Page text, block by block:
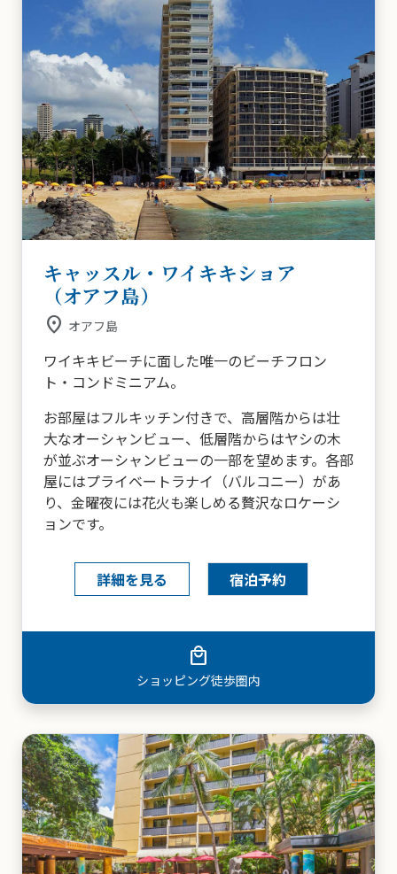
キャッスル・ワイキキショア
（オアフ島）
place オアフ島
ワイキキビーチに面した唯一のビーチフロン
ト・コンドミニアム。
お部屋はフルキッチン付きで、高層階からは壮
大なオーシャンビュー、低層階からはヤシの木
が並ぶオーシャンビューの一部を望めます。各部
屋にはプライベートラナイ（バルコニー）があ
り、金曜夜には花火も楽しめる贅沢なロケーシ
ョンです。
詳細を見る 宿泊予約
beach_access
ビーチ徒歩圏内